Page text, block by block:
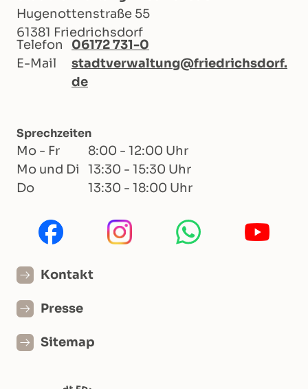
Hugenottenstraße 55
61381 Friedrichsdorf
Telefon
06172 731-0
E-Mail
stadtverwaltung@friedrichsdorf.
de
Sprechzeiten
Mo - Fr
8:00 - 12:00 Uhr
Mo und Di
13:30 - 15:30 Uhr
Do
13:30 - 18:00 Uhr
Kontakt
Presse
Sitemap